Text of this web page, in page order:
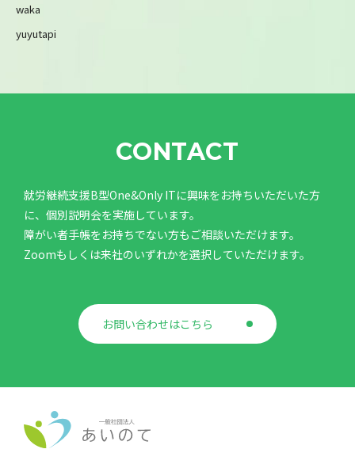
waka
yuyutapi
CONTACT
就労継続支援B型One&Only ITに興味をお持ちいただいた方
に、個別説明会を実施しています。
障がい者手帳をお持ちでない方もご相談いただけます。
Zoomもしくは来社のいずれかを選択していただけます。
お問い合わせはこちら